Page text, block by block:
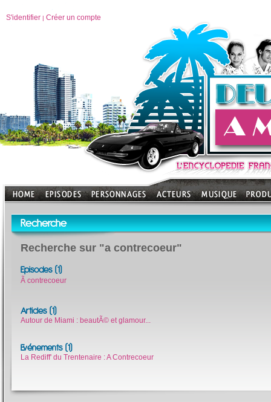
S'identifier | Créer un compte
Recherche
Recherche sur "a contrecoeur"
Episodes (1)
Ã contrecoeur
Articles (1)
Autour de Miami : beautÃ© et glamour...
Evénements (1)
La Rediff' du Trentenaire : A Contrecoeur